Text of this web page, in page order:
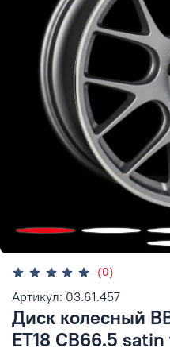
(0)
Артикул: 03.61.457
Диск колесный
ET18 CB66.5